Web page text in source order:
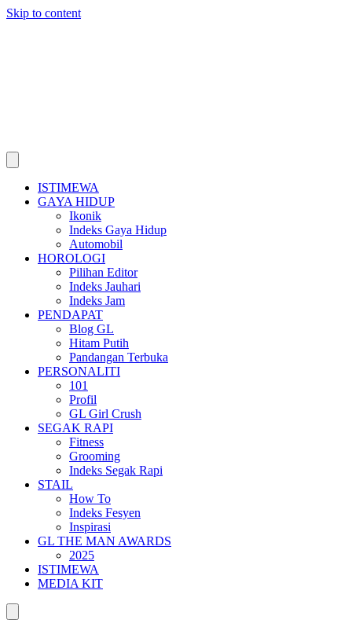
Skip to content
ISTIMEWA
GAYA HIDUP
Ikonik
Indeks Gaya Hidup
Automobil
HOROLOGI
Pilihan Editor
Indeks Jauhari
Indeks Jam
PENDAPAT
Blog GL
Hitam Putih
Pandangan Terbuka
PERSONALITI
101
Profil
GL Girl Crush
SEGAK RAPI
Fitness
Grooming
Indeks Segak Rapi
STAIL
How To
Indeks Fesyen
Inspirasi
GL THE MAN AWARDS
2025
ISTIMEWA
MEDIA KIT